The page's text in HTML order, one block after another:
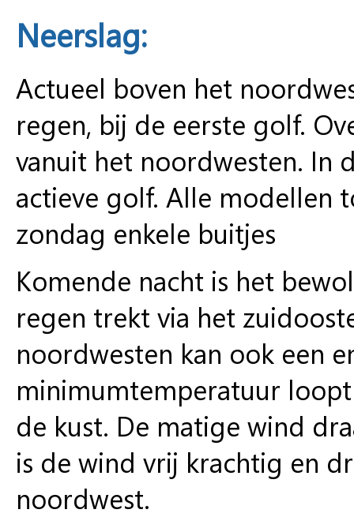
Neerslag:
Actueel boven het
regen, bij de eerste golf.
vanuit het noordwesten. In
actieve golf. Alle modellen
zondag enkele buitjes
Komende nacht is het
regen trekt via het
noordwesten kan ook een
minimumtemperatuur loopt
de kust. De matige wind
is de wind vrij krachtig en
noordwest.